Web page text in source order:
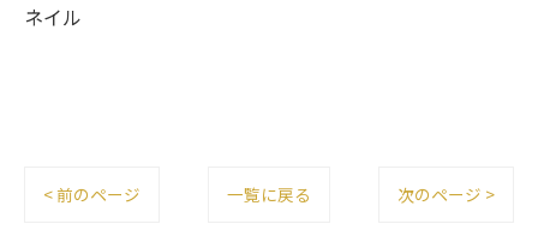
ネイル
< 前のページ 一覧に戻る 次のページ >